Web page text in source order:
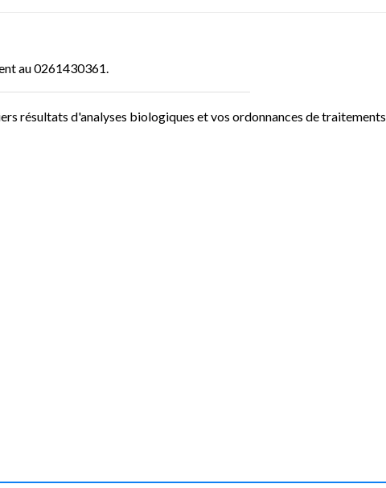
au0261430361
résultats d'analyses biologiques et vos ordonnances de traitements.